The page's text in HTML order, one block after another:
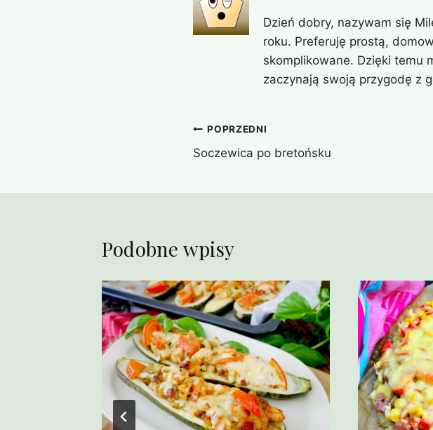
Dzień dobry, nazywam się
roku. Preferuję prostą,
skomplikowane. Dzięki temu
zaczynają swoją przygodę z
Nawigacja
wpisu
POPRZEDNI
Soczewica po bretońsku
Podobne wpisy